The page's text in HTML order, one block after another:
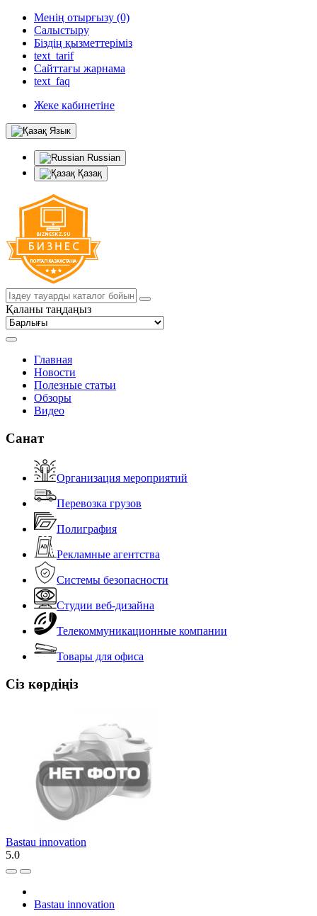
Менің отырғызу (0)
Салыстыру
Біздің қызметтеріміз
text_tarif
Сайттағы жарнама
text_faq
Жеке кабинетіне
Язык
Russian
Қазақ
Қаланы таңдаңыз
Главная
Новости
Полезные статьи
Обзоры
Видео
Санат
Организация мероприятий
Перевозка грузов
Полиграфия
Рекламные агентства
Системы безопасности
Студии веб-дизайна
Телекоммуникационные компании
Товары для офиса
Сіз көрдіңіз
Bastau innovation
5.0
Bastau innovation